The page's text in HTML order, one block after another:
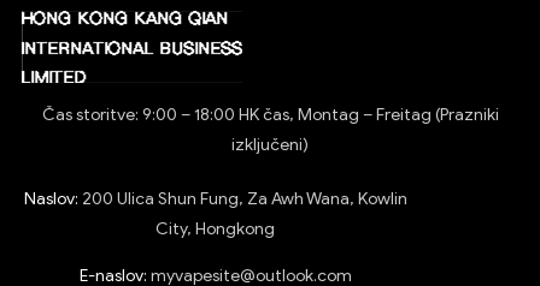
Čas storitve: 9:00 – 18:00 HK čas, Montag – Freitag (Prazniki
izključeni)
Naslov: 200 Ulica Shun Fung, Za Awh Wana, Kowlin
City, Hongkong
E-naslov: myvapesite@outlook.com